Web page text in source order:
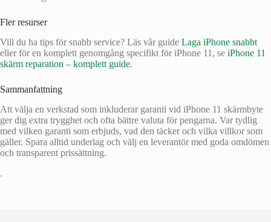
Fler resurser
Vill du ha tips för snabb service? Läs vår guide Laga iPhone snabbt
eller för en komplett genomgång specifikt för iPhone 11, se iPhone 11
skärm reparation – komplett guide.
Sammanfattning
Att välja en verkstad som inkluderar garanti vid iPhone 11 skärmbyte
ger dig extra trygghet och ofta bättre valuta för pengarna. Var tydlig
med vilken garanti som erbjuds, vad den täcker och vilka villkor som
gäller. Spara alltid underlag och välj en leverantör med goda omdömen
och transparent prissättning.
•